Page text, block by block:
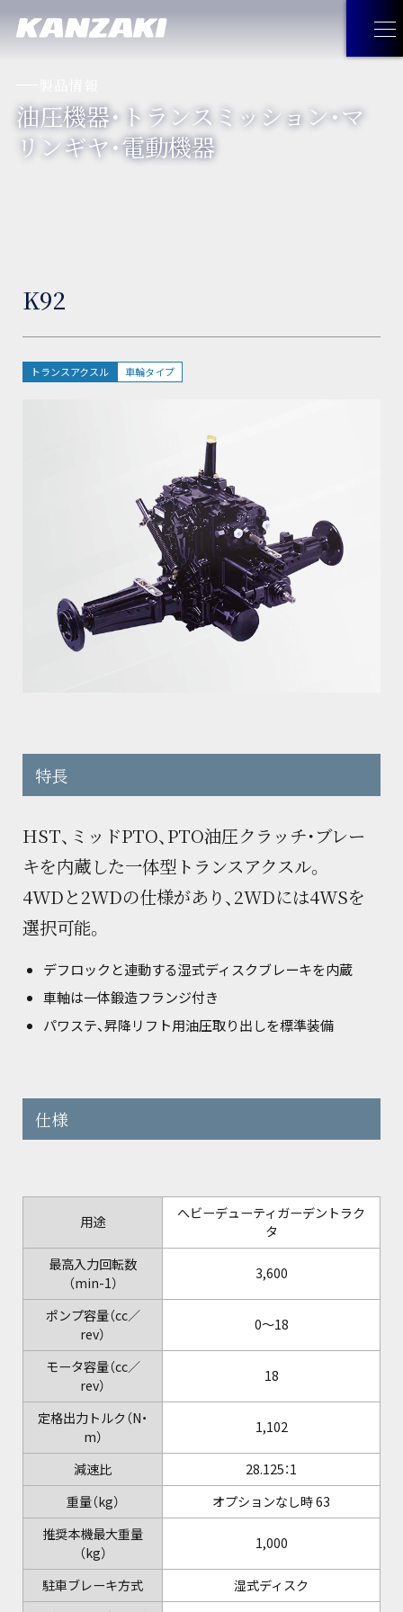
製品情報
工作機械
見つけてみよう！神崎製品
トップメッセージ
経営理念
KANZAKIマップ
お問い合わせ
お問い合わせ トップ
マリンギヤ・電動機器に関する
工作機械に関するお問い合わせ
製品カタログダウンロード
採用に関するお問い合わせ
JA
油圧機器・トランスミッション・マ
リンギヤ・電動機器
K92
トランスアクスル 車輪タイプ
特長
HST、ミッドPTO、PTO油圧クラッチ・ブレー
キを内蔵した一体型トランスアクスル。
4WDと2WDの仕様があり、2WDには4WSを
選択可能。
デフロックと連動する湿式ディスクブレーキを内蔵
車軸は一体鍛造フランジ付き
パワステ、昇降リフト用油圧取り出しを標準装備
仕様
用途
へビーデューティガーデントラク
タ
最高入力回転数
（min-1）
3,600
ポンプ容量（cc／
rev）
0～18
モータ容量（cc／
rev）
18
定格出力トルク（N・
m）
1,102
減速比
28.125：1
重量（kg）
オプションなし時 63
推奨本機最大重量
（kg）
1,000
駐車ブレーキ方式
湿式ディスク